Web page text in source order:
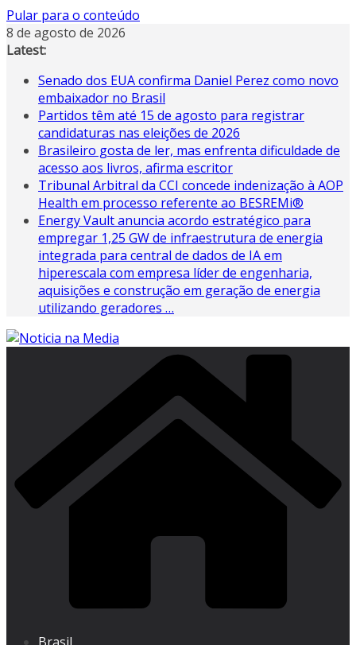
Pular para o conteúdo
8 de agosto de 2026
Latest:
Senado dos EUA confirma Daniel Perez como novo
embaixador no Brasil
Partidos têm até 15 de agosto para registrar
candidaturas nas eleições de 2026
Brasileiro gosta de ler, mas enfrenta dificuldade de
acesso aos livros, afirma escritor
Tribunal Arbitral da CCI concede indenização à AOP
Health em processo referente ao BESREMi®
Energy Vault anuncia acordo estratégico para
empregar 1,25 GW de infraestrutura de energia
integrada para central de dados de IA em
hiperescala com empresa líder de engenharia,
aquisições e construção em geração de energia
utilizando geradores …